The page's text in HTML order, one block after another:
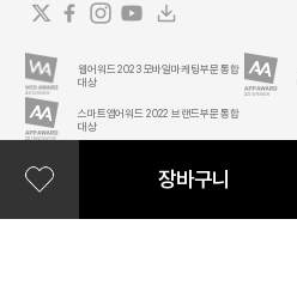
장바구니
웹어워드 2023 모바일마케팅부문 통합
대상
스마트앱어워드 2022 브랜드부문 통합
대상